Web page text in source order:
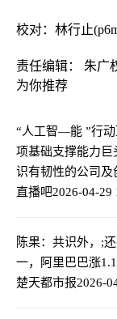
校对：林行止
责任编辑： 朱广
为你推荐
“人工智—能 ”行动
项基础支撑能力
识有韧性的公司及
直播吧2026-04-29
陈果：共识外，;
一，阿里巴巴涨
楚天都市报2026-